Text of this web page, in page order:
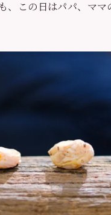
この日はパパ、マ